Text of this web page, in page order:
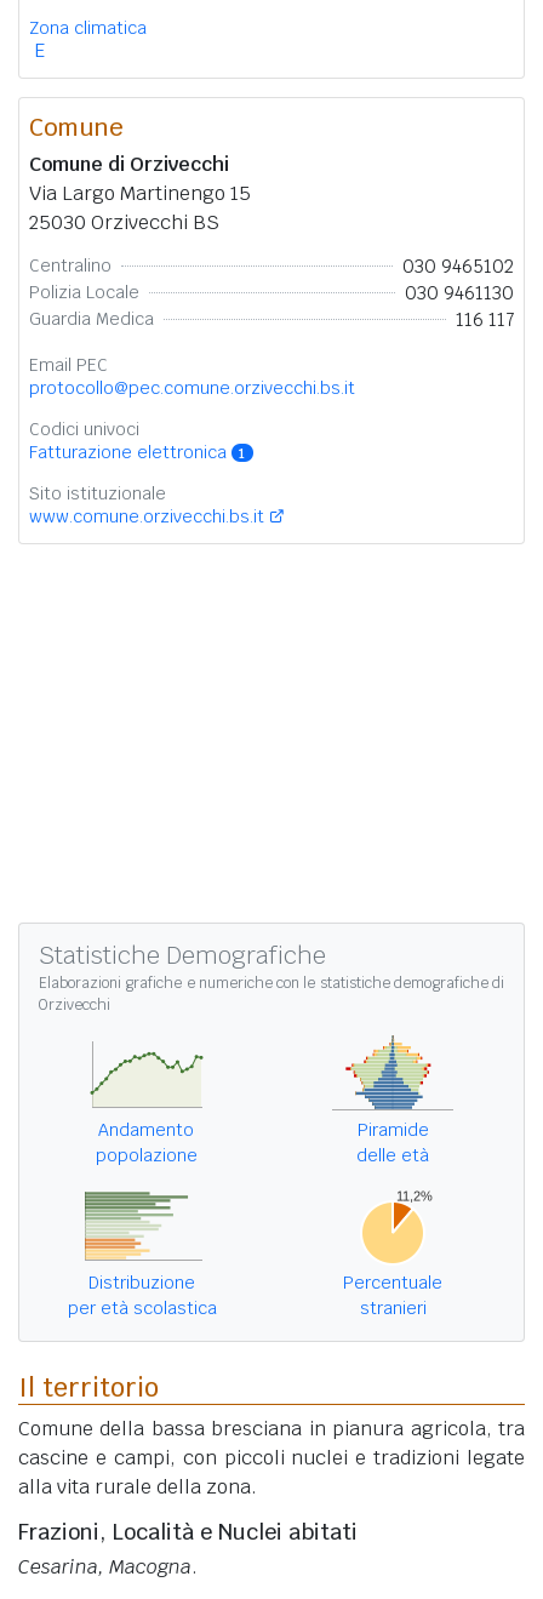
Zona climatica
E
Comune
Comune di Orzivecchi
Via Largo Martinengo 15
25030 Orzivecchi BS
Centralino 030 9465102
Polizia Locale 030 9461130
Guardia Medica 116 117
Email PEC
protocollo@pec.comune.orzivecchi.bs.it
Codici univoci
Fatturazione elettronica
1
Sito istituzionale
www.comune.orzivecchi.bs.it
Statistiche Demografiche
Elaborazioni grafiche e numeriche con le statistiche demografiche di
Orzivecchi
Andamento
popolazione
Piramide
delle età
Distribuzione
per età scolastica
Percentuale
stranieri
Il territorio
Comune della bassa bresciana in pianura agricola, tra
cascine e campi, con piccoli nuclei e tradizioni legate
alla vita rurale della zona.
Frazioni, Località e Nuclei abitati
Cesarina, Macogna.